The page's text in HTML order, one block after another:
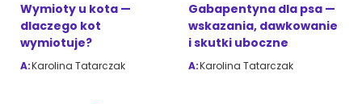
Wymioty u kota —
dlaczego kot
wymiotuje?
A:Karolina Tatarczak
Gabapentyna dla psa —
wskazania, dawkowanie
i skutki uboczne
A:Karolina Tatarczak